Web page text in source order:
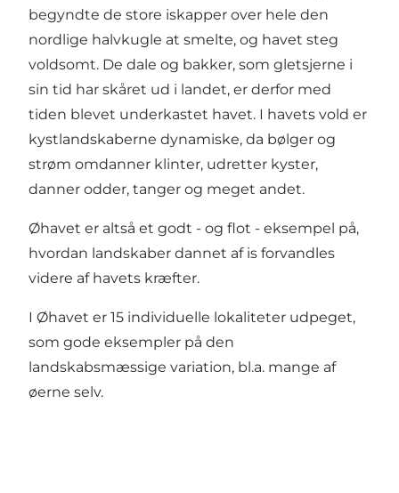
begyndte de store iskapper over hele den
nordlige halvkugle at smelte, og havet steg
voldsomt. De dale og bakker, som gletsjerne i
sin tid har skåret ud i landet, er derfor med
tiden blevet underkastet havet. I havets vold er
kystlandskaberne dynamiske, da bølger og
strøm omdanner klinter, udretter kyster,
danner odder, tanger og meget andet.
Øhavet er altså et godt - og flot - eksempel på,
hvordan landskaber dannet af is forvandles
videre af havets kræfter.
I Øhavet er 15 individuelle lokaliteter udpeget,
som gode eksempler på den
landskabsmæssige variation, bl.a. mange af
øerne selv.